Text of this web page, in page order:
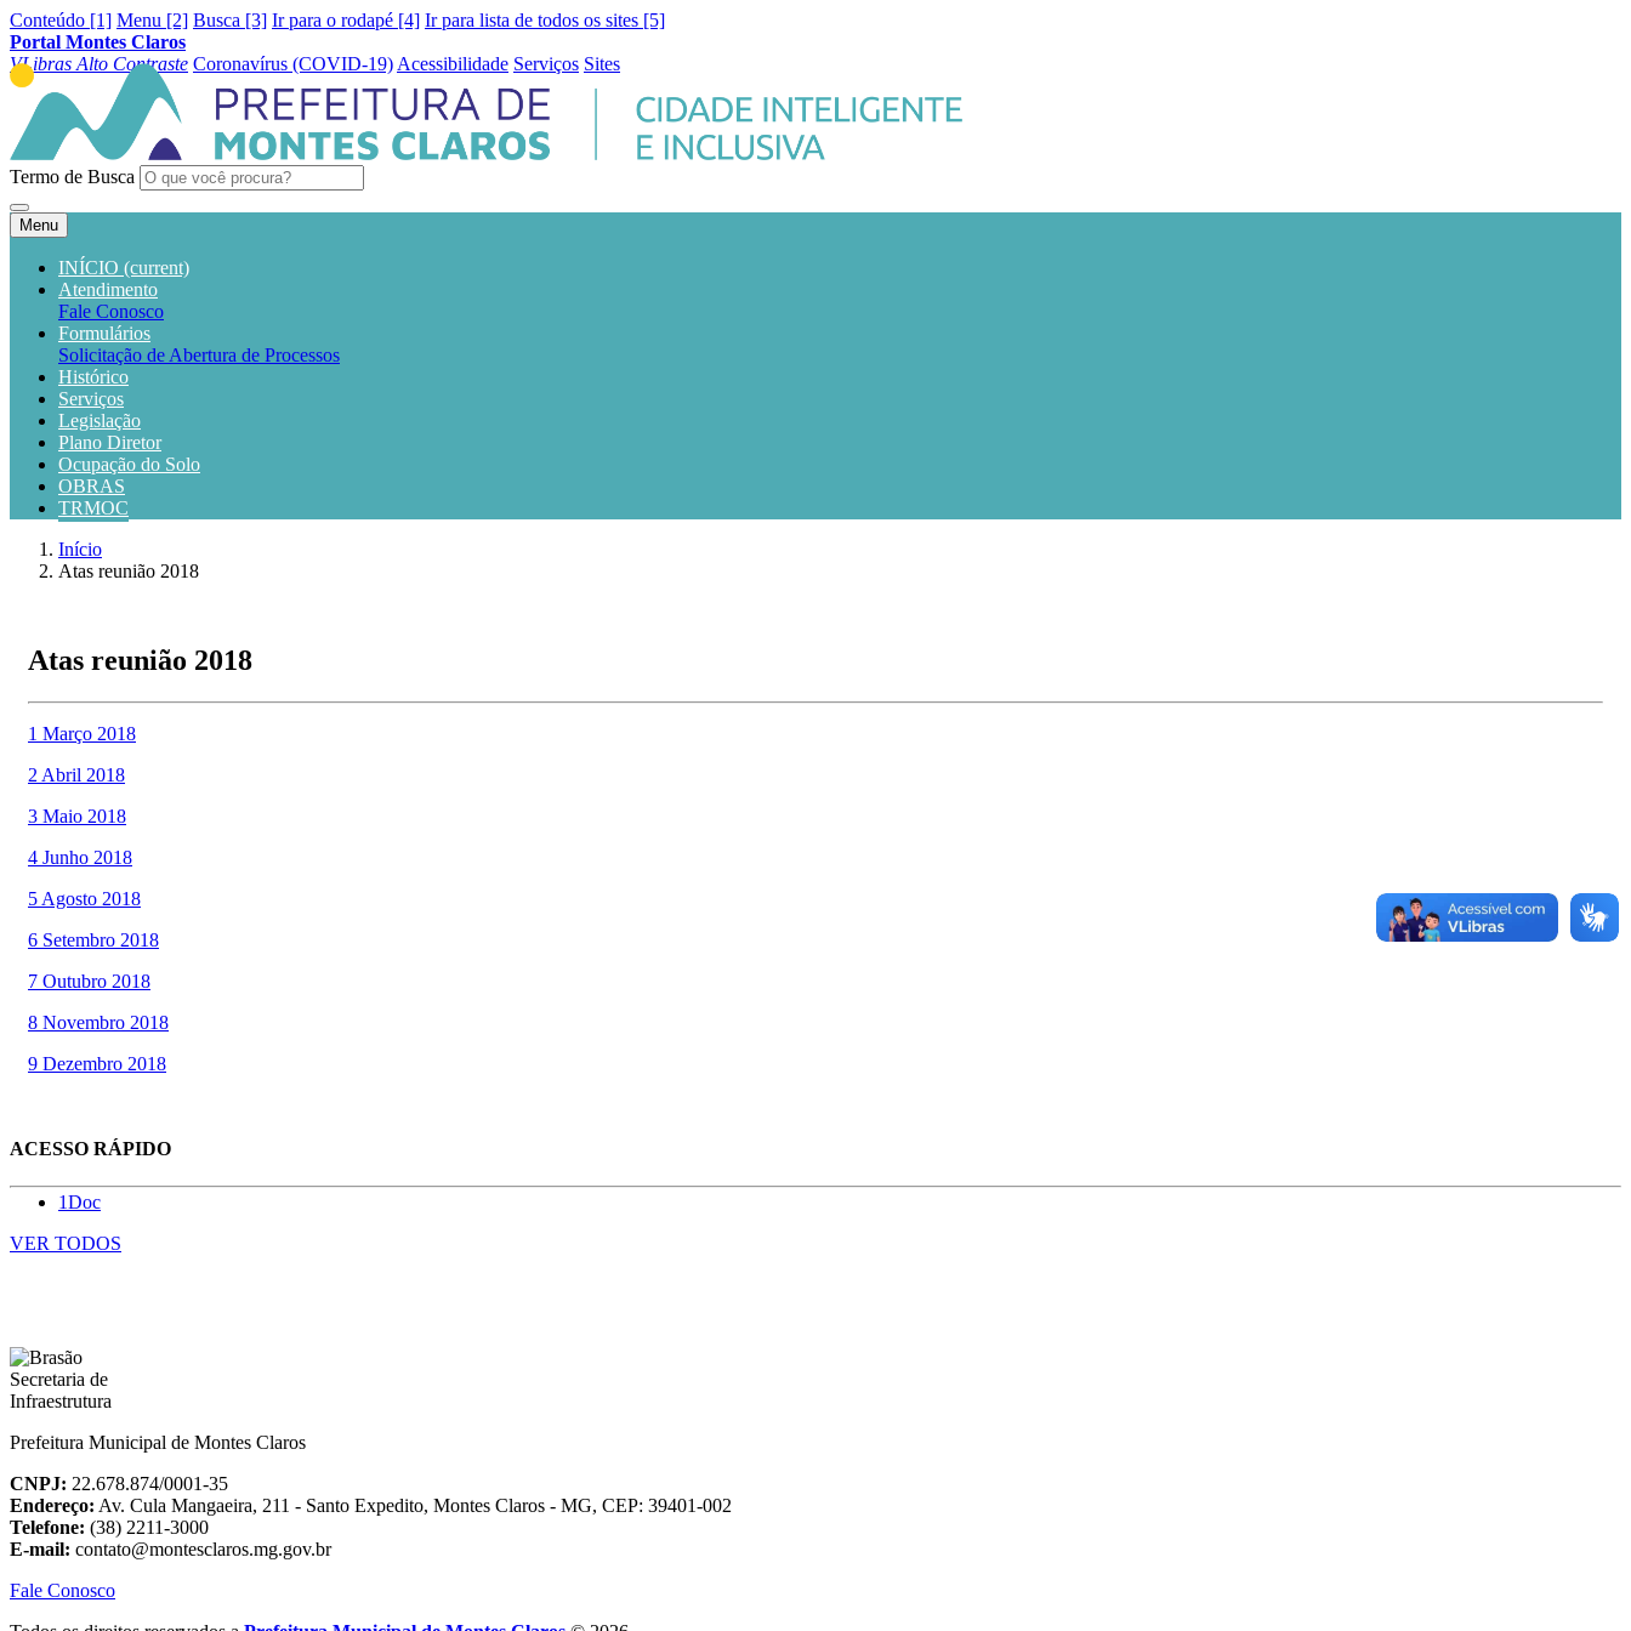
Conteúdo [1] Menu [2] Busca [3] Ir para o rodapé [4] Ir para lista de todos os sites [5]
Portal Montes Claros
VLibras Alto Contraste Coronavírus (COVID-19) Acessibilidade Serviços Sites
Termo de Busca
Menu
INÍCIO (current)
Atendimento
Fale Conosco
Formulários
Solicitação de Abertura de Processos
Histórico
Serviços
Legislação
Plano Diretor
Ocupação do Solo
OBRAS
TRMOC
Início
Atas reunião 2018
Atas reunião 2018
1 Março 2018
2 Abril 2018
3 Maio 2018
4 Junho 2018
5 Agosto 2018
6 Setembro 2018
7 Outubro 2018
8 Novembro 2018
9 Dezembro 2018
ACESSO RÁPIDO
1Doc
VER TODOS
Prefeitura Municipal de Montes Claros
CNPJ: 22.678.874/0001-35
Endereço: Av. Cula Mangaeira, 211 - Santo Expedito, Montes Claros - MG, CEP: 39401-002
Telefone: (38) 2211-3000
E-mail: contato@montesclaros.mg.gov.br
Fale Conosco